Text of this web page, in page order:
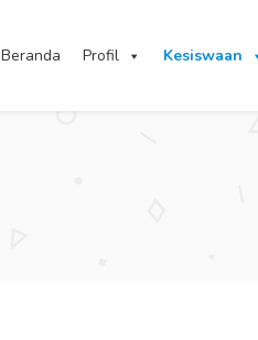
Beranda Profil Kesiswaan